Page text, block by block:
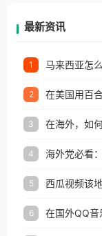
最新资讯
1
2
3
4
5 西瓜视频该
6